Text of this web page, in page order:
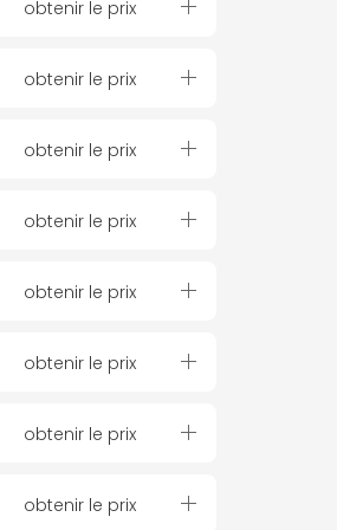
obtenir le prix
obtenir le prix
obtenir le prix
obtenir le prix
obtenir le prix
obtenir le prix
obtenir le prix
obtenir le prix